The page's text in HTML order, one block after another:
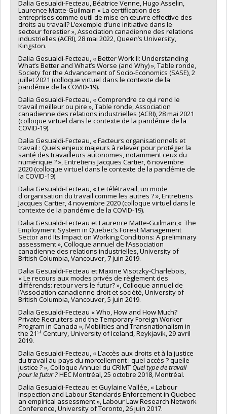
Dalia Gesualdi-Fecteau, Béatrice Venne, Hugo Asselin,
Laurence Matte-Guilmain « La certification des
entreprises comme outil de mise en œuvre effective des
droits au travail? L’exemple d’une initiative dans le
secteur forestier », Association canadienne des relations
industrielles (ACRI), 28 mai 2022, Queen’s University,
Kingston.
Dalia Gesualdi-Fecteau, « Better Work II: Understanding
What’s Better and What’s Worse (and Why) », Table ronde,
Society for the Advancement of Socio-Economics (SASE), 2
juillet 2021 (colloque virtuel dans le contexte de la
pandémie de la COVID-19).
Dalia Gesualdi-Fecteau, « Comprendre ce qui rend le
travail meilleur ou pire », Table ronde, Association
canadienne des relations industrielles (ACRI), 28 mai 2021
(colloque virtuel dans le contexte de la pandémie de la
COVID-19).
Dalia Gesualdi-Fecteau, « Facteurs organisationnels et
travail : Quels enjeux majeurs à relever pour protéger la
santé des travailleurs autonomes, notamment ceux du
numérique ? », Entretiens Jacques Cartier, 6 novembre
2020 (colloque virtuel dans le contexte de la pandémie de
la COVID-19).
Dalia Gesualdi-Fecteau, « Le télétravail, un mode
d'organisation du travail comme les autres ? », Entretiens
Jacques Cartier, 4 novembre 2020 (colloque virtuel dans le
contexte de la pandémie de la COVID-19).
Dalia Gesualdi-Fecteau et Laurence Matte-Guilmain,« The
Employment System in Quebec’s Forest Management
Sector and Its Impact on Working Conditions: A preliminary
assessment », Colloque annuel de l’Association
canadienne des relations industrielles, University of
British Columbia, Vancouver, 7 juin 2019.
Dalia Gesualdi-Fecteau et Maxine Visotzky-Charlebois,
« Le recours aux modes privés de règlement des
différends: retour vers le futur? », Colloque annuel de
l’Association canadienne droit et société, University of
British Columbia, Vancouver, 5 juin 2019.
Dalia Gesualdi-Fecteau « Who, How and How Much?
Private Recruiters and the Temporary Foreign Worker
Program in Canada », Mobilities and Transnationalism in
the 21 st Century, University of Iceland, Reykjavik, 29 avril
2019.
Dalia Gesualdi-Fecteau, « L’accès aux droits et à la justice
du travail au pays du morcellement : quel accès ? quelle
justice ? », Colloque Annuel du CRIMT Quel type de travail
pour le futur ?HEC Montréal, 25 octobre 2018, Montréal.
Dalia Gesualdi-Fecteau et Guylaine Vallée, « Labour
Inspection and Labour Standards Enforcement in Quebec:
an empirical assessment », Labour Law Research Network
Conference, University of Toronto, 26 juin 2017.